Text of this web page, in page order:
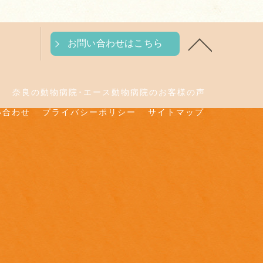
お問い合わせはこちら
奈良の動物病院･エース動物病院のお客様の声
わせ
プライバシーポリシー サイトマップ